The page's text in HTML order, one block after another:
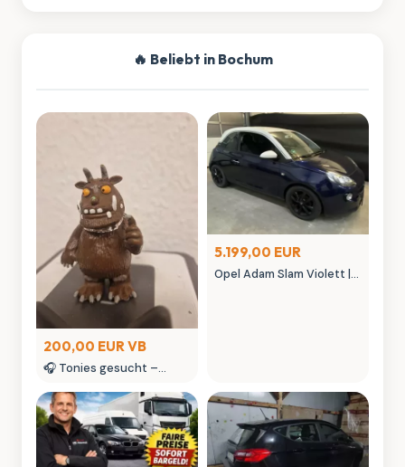
🔥 Beliebt in Bochum
200,00 EUR VB
🎧 Tonies gesucht –
seltene Tonies
Sammlerstücke
5.199,00 EUR
Opel Adam Slam Violett |